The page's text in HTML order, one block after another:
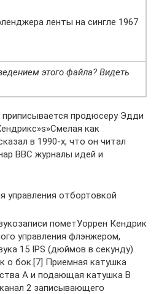
ленты на сингле 1967
этого файла? Видеть
продюсеру Эдди
как
в 1990-х, что он читал
BBC журналы идей и
управления отбортовкой
пометУоррен Кендрик
управления флэнжером,
15 IPS (дюймов в секунду)
о бок.[7] Приемная катушка
A и подающая катушка B
2 записывающего